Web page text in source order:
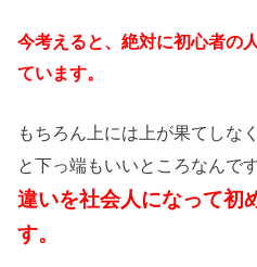
今考えると、絶対に初心者の
ています。
もちろん上には上が果てしな
と下っ端もいいところなんで
違いを社会人になって初
す。